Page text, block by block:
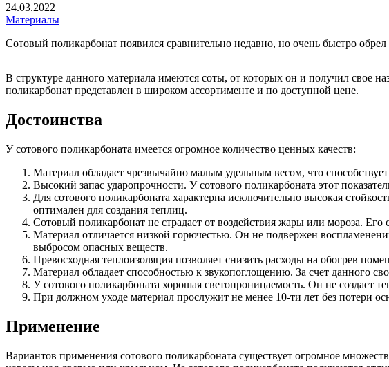
24.03.2022
Материалы
Сотовый поликарбонат появился сравнительно недавно, но очень быстро
В структуре данного материала имеются соты, от которых он и получил свое
поликарбонат представлен в широком ассортименте и по доступной цене.
Достоинства
У сотового поликарбоната имеется огромное количество ценных качеств:
Материал обладает чрезвычайно малым удельным весом, что
Высокий запас ударопрочности. У сотового поликарбоната этот
Для сотового поликарбоната характерна исключительно высокая
оптимален для создания теплиц.
Сотовый поликарбонат не страдает от воздействия жары или мороза.
Материал отличается низкой горючестью. Он не подвержен
выбросом опасных веществ.
Превосходная теплоизоляция позволяет снизить расходы на обогрев
Материал обладает способностью к звукопоглощению. За счет данного
У сотового поликарбоната хорошая светопроницаемость. Он не создает
При должном уходе материал прослужит не менее 10-ти лет без потери
Применение
Вариантов применения сотового поликарбоната существует огромное